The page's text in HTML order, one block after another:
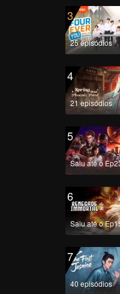
137
139
141
143
145
147
3
25 episódios
4
21 episódios
5
Saiu até o
6
Saiu até o
7
40 episódios